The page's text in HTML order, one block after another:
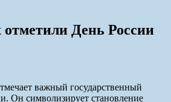
отметили День России
важный государственный
Он символизирует становление